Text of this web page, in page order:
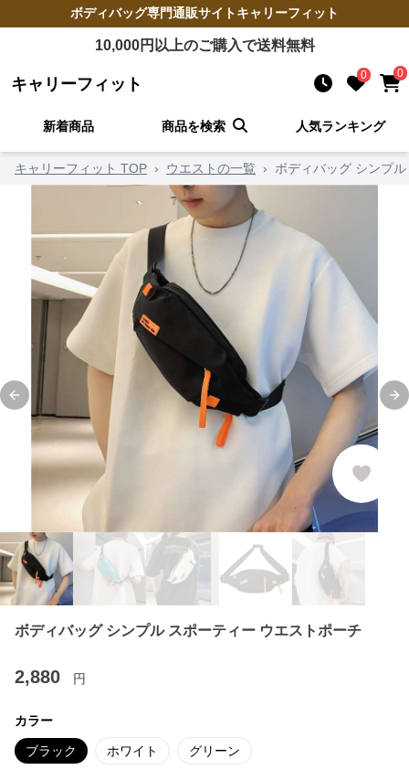
ボディバッグ専門通販サイトキャリーフィット
10,000円以上のご購入で送料無料
キャリーフィット 0 0
新着商品 商品を検索 人気ランキング
キャリーフィット TOP › ウエストの一覧 › ボディバッグ シンプ
Previous slide
ボディバッグ シンプル スポーティー ウエストポーチ
2,880 円
カラー
ブラック ホワイト グリーン